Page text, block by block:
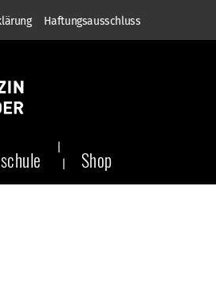
Haftungsausschluss
Shop